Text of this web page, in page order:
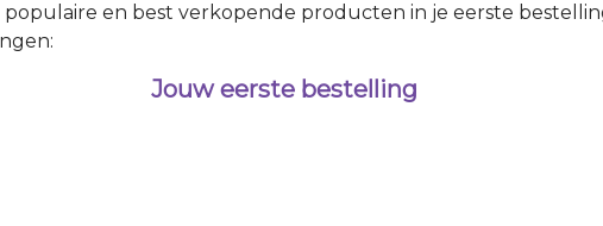
populaire en best verkopende producten in je eerste
Jouw eerste bestelling